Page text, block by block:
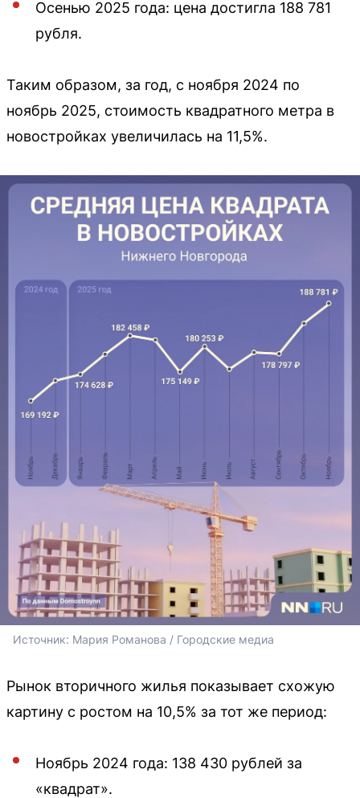
Осенью 2025 года: цена достигла 188 781
рубля.
Таким образом, за год, с ноября 2024 по
ноябрь 2025, стоимость квадратного метра в
новостройках увеличилась на 11,5%.
Источник: Мария Романова / Городские медиа
Рынок вторичного жилья показывает схожую
картину с ростом на 10,5% за тот же период:
Ноябрь 2024 года: 138 430 рублей за
«квадрат».